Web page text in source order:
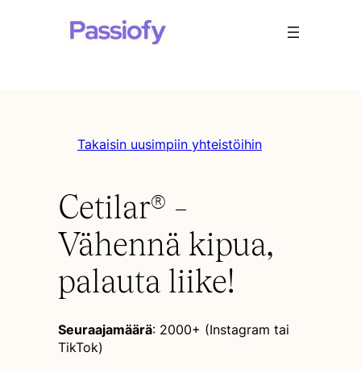
Takaisin uusimpiin yhteistöihin
Cetilar® –
Vähennä kipua,
palauta liike!
Seuraajamäärä: 2000+ (Instagram tai
TikTok)